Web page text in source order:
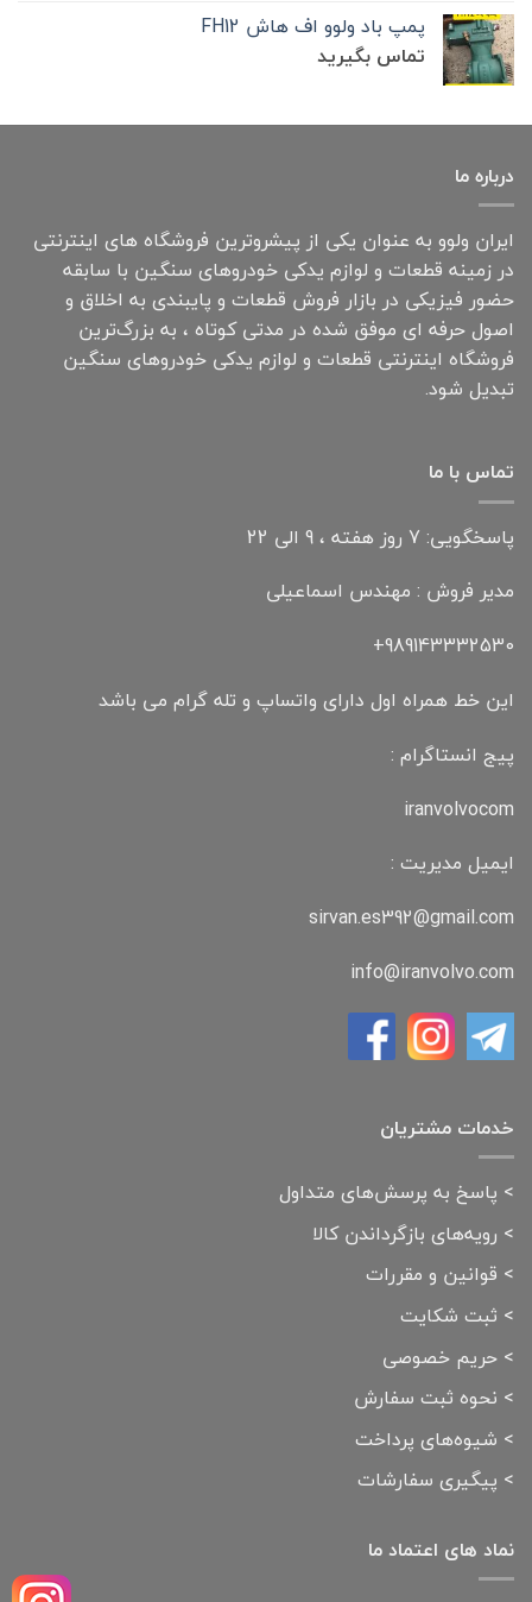
پمپ باد ولوو اف هاش FH12
تماس بگیرید
درباره ما
ایران ولوو به عنوان یکی از پیشروترین فروشگاه های اینترنتی
در زمینه قطعات و لوازم یدکی خودروهای سنگین با سابقه
حضور فیزیکی در بازار فروش قطعات و پایبندی به اخلاق و
اصول حرفه ای موفق شده در مدتی کوتاه ، به بزرگ‌ترین
فروشگاه اینترنتی قطعات و لوازم یدکی خودروهای سنگین
تبدیل شود.
تماس با ما
پاسخگویی: 7 روز هفته ، 9 الی 22
مدیر فروش : مهندس اسماعیلی
989143332530+
این خط همراه اول دارای واتساپ و تله گرام می باشد
پیج انستاگرام :
iranvolvocom
ایمیل مدیریت :
sirvan.es392@gmail.com
info@iranvolvo.com
خدمات مشتریان
> پاسخ به پرسش‌های متداول
> رویه‌های بازگرداندن کالا
> قوانین و مقررات
> ثبت شکایت
> حریم خصوصی
> نحوه ثبت سفارش
> شیوه‌های پرداخت
> پیگیری سفارشات
نماد های اعتماد ما